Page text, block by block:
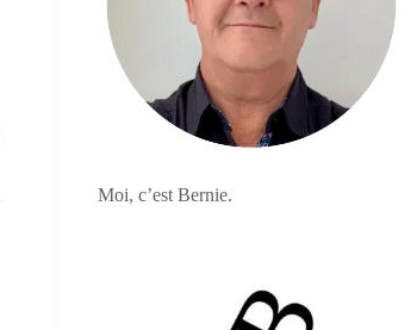
Moi, c’est Bernie.